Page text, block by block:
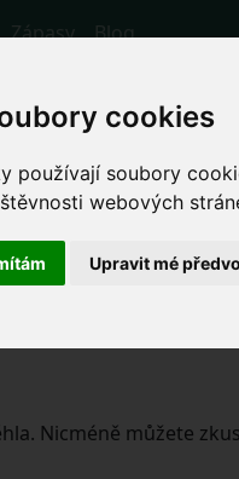
cookies
používají soubory
webových
Upravit mé
Zápasy Blog
letenky
Nicméně můžete